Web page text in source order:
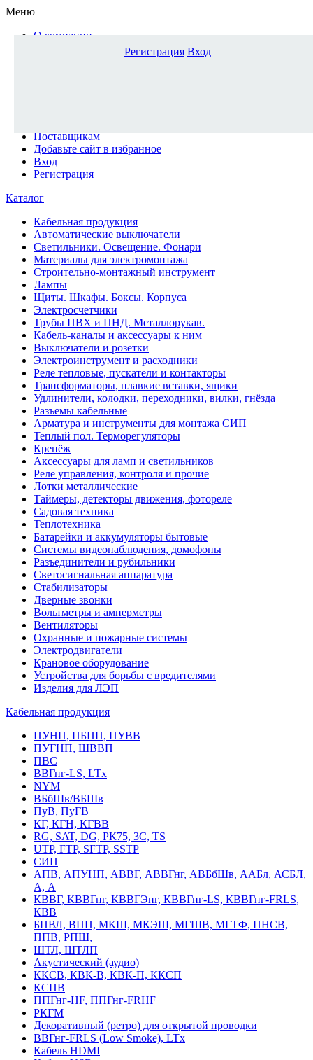
Меню
О компании
Поставщикам
Добавьте сайт в избранное
Вход
Регистрация
Каталог
Кабельная продукция
Автоматические выключатели
Светильники. Освещение. Фонари
Материалы для электромонтажа
Строительно-монтажный инструмент
Лампы
Щиты. Шкафы. Боксы. Корпуса
Электросчетчики
Трубы ПВХ и ПНД. Металлорукав.
Кабель-каналы и аксессуары к ним
Выключатели и розетки
Электроинструмент и расходники
Реле тепловые, пускатели и контакторы
Трансформаторы, плавкие вставки, ящики
Удлинители, колодки, переходники, вилки, гнёзда
Разъемы кабельные
Арматура и инструменты для монтажа СИП
Теплый пол. Терморегуляторы
Крепёж
Аксессуары для ламп и светильников
Реле управления, контроля и прочие
Лотки металлические
Таймеры, детекторы движения, фотореле
Садовая техника
Теплотехника
Батарейки и аккумуляторы бытовые
Системы видеонаблюдения, домофоны
Разъединители и рубильники
Светосигнальная аппаратура
Стабилизаторы
Дверные звонки
Вольтметры и амперметры
Вентиляторы
Охранные и пожарные системы
Электродвигатели
Крановое оборудование
Устройства для борьбы с вредителями
Изделия для ЛЭП
Кабельная продукция
ПУНП, ПБПП, ПУВВ
ПУГНП, ШВВП
ПВС
ВВГнг-LS, LTx
NYM
ВБбШв/ВБШв
ПуВ, ПуГВ
КГ, КГН, КГВВ
RG, SAT, DG, РК75, 3С, TS
UTP, FTP, SFTP, SSTP
СИП
АПВ, АПУНП, АВВГ, АВВГнг, АВБбШв, ААБл, АСБЛ,
А, А
КВВГ, КВВГнг, КВВГЭнг, КВВГнг-LS, КВВГнг-FRLS,
КВВ
БПВЛ, ВПП, МКШ, МКЭШ, МГШВ, МГТФ, ПНСВ,
ППВ, РПШ,
ШТЛ, ШТЛП
Акустический (аудио)
ККСВ, КВК-В, КВК-П, ККСП
КСПВ
ППГнг-HF, ППГнг-FRHF
РКГМ
Декоративный (ретро) для открытой проводки
ВВГнг-FRLS (Low Smoke), LTx
Кабель HDMI
Регистрация Вход